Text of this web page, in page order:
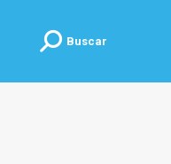
Buscar:Buscar